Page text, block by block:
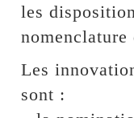
les
Les
sont :